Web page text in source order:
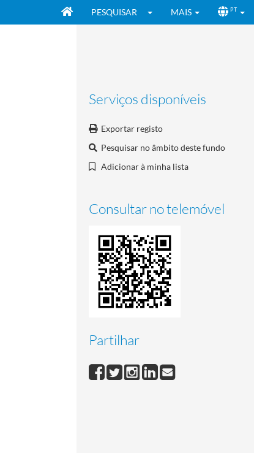
PESQUISAR MAIS PT
Serviços disponíveis
Exportar registo
Pesquisar no âmbito deste fundo
Adicionar à minha lista
Consultar no telemóvel
Partilhar